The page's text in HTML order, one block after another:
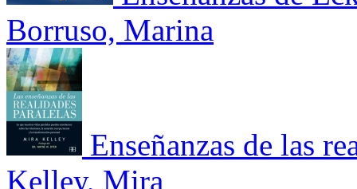
Borruso, Marina
Enseñanzas de las
Kelley, Mira